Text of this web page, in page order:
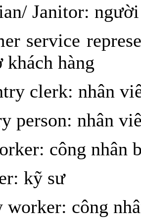
Janitor:
service
hàng
clerk: nhân
person: nhân
công nhân
kỹ sư
worker: công